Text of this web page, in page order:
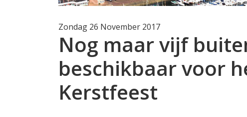
Zondag 26 November 2017
Nog maar vijf
beschikbaar voor
Kerstfeest